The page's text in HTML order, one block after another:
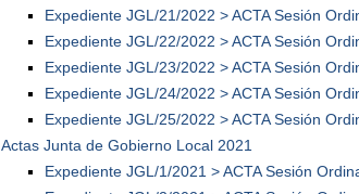
Expediente JGL/21/2022 > ACTA Sesión
Expediente JGL/22/2022 > ACTA Sesión
Expediente JGL/23/2022 > ACTA Sesión
Expediente JGL/24/2022 > ACTA Sesión
Expediente JGL/25/2022 > ACTA Sesión
Actas Junta de Gobierno Local 2021
Expediente JGL/1/2021 > ACTA Sesión